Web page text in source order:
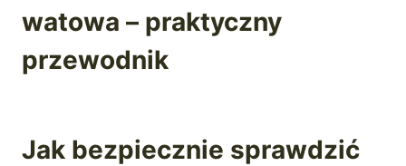
watowa – praktyczny
przewodnik
Jak bezpiecznie sprawdzić